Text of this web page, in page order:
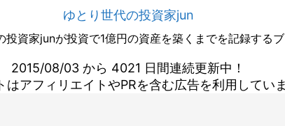
ゆとり世代の投資家jun
投資家junが投資で1億円の資産を築くまでを記録するブ
2015/08/03 から 4021 日間連続更新中！
はアフィリエイトやPRを含む広告を利用してい